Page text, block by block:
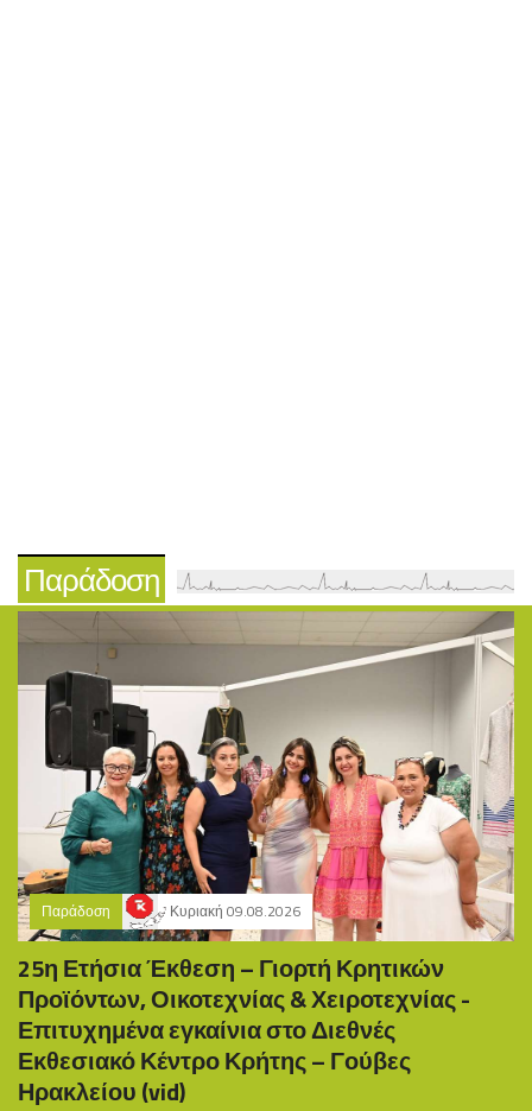
Παράδοση
Παράδοση Κυριακή 09.08.2026
25η Ετήσια Έκθεση – Γιορτή Κρητικών
Προϊόντων, Οικοτεχνίας & Χειροτεχνίας -
Επιτυχημένα εγκαίνια στο Διεθνές
Εκθεσιακό Κέντρο Κρήτης – Γούβες
Ηρακλείου (vid)